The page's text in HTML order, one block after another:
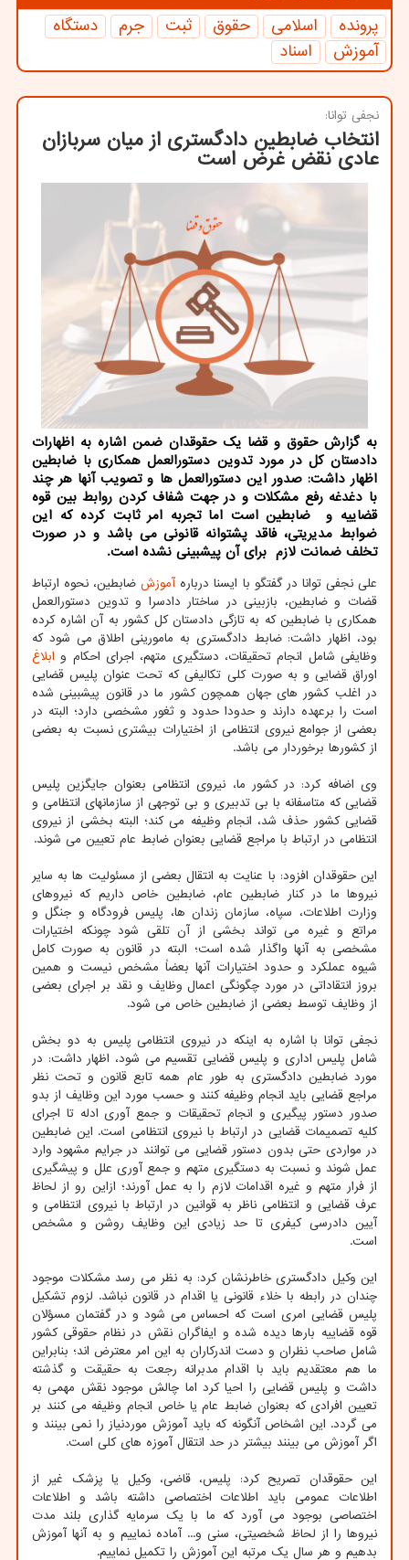
پرونده اسلامی حقوق ثبت جرم
دستگاه
آموزش
اسناد
نجفی توانا:
انتخاب ضابطین دادگستری از میان سربازان
عادی نقض غرض است
به گزارش حقوق و قضا یک حقوقدان ضمن اشاره به اظهارات
دادستان کل در مورد تدوین دستورالعمل همکاری با ضابطین
اظهار داشت: صدور این دستورالعمل ها و تصویب آنها هر چند
با دغدغه رفع مشکلات و در جهت شفاف کردن روابط بین قوه
قضاییه و ضابطین است اما تجربه امر ثابت کرده که این
ضوابط مدیریتی، فاقد پشتوانه قانونی می باشد و در صورت
تخلف ضمانت لازم برای آن پیشبینی نشده است.
علی نجفی توانا در گفتگو با ایسنا دربارهآموزشضابطین، نحوه ارتباط
قضات و ضابطین، بازبینی در ساختار دادسرا و تدوین دستورالعمل
همکاری با ضابطین که به تازگی دادستان کل کشور به آن اشاره کرده
بود، اظهار داشت: ضابط دادگستری به مامورینی اطلاق می شود که
وظایفی شامل انجام تحقیقات، دستگیری متهم، اجرای احکام و ابلاغ
اوراق قضایی و به صورت کلی تکالیفی که تحت عنوان پلیس قضایی
در اغلب کشور های جهان همچون کشور ما در قانون پیشبینی شده
است را برعهده دارند و حدودا حدود و ثغور مشخصی دارد؛ البته در
بعضی از جوامع نیروی انتظامی از اختیارات بیشتری نسبت به بعضی
از کشورها برخوردار می باشد.
وی اضافه کرد: در کشور ما، نیروی انتظامی بعنوان جایگزین پلیس
قضایی که متاسفانه با بی تدبیری و بی توجهی از سازمانهای انتظامی و
قضایی کشور حذف شد، انجام وظیفه می کند؛ البته بخشی از نیروی
انتظامی در ارتباط با مراجع قضایی بعنوان ضابط عام تعیین می شوند.
این حقوقدان افزود: با عنایت به انتقال بعضی از مسئولیت ها به سایر
نیروها ما در کنار ضابطین عام، ضابطین خاص داریم که نیروهای
وزارت اطلاعات، سپاه، سازمان زندان ها، پلیس فرودگاه و جنگل و
مراتع و غیره می تواند بخشی از آن تلقی شود چونکه اختیارات
مشخصی به آنها واگذار شده است؛ البته در قانون به صورت کامل
شیوه عملکرد و حدود اختیارات آنها بعضاً مشخص نیست و همین
بروز انتقاداتی در مورد چگونگی اعمال وظایف و نقد بر اجرای بعضی
از وظایف توسط بعضی از ضابطین خاص می شود.
نجفی توانا با اشاره به اینکه در نیروی انتظامی پلیس به دو بخش
شامل پلیس اداری و پلیس قضایی تقسیم می شود، اظهار داشت: در
مورد ضابطین دادگستری به طور عام همه تابع قانون و تحت نظر
مراجع قضایی باید انجام وظیفه کنند و حسب مورد این وظایف از بدو
صدور دستور پیگیری و انجام تحقیقات و جمع آوری ادله تا اجرای
کلیه تصمیمات قضایی در ارتباط با نیروی انتظامی است. این ضابطین
در مواردی حتی بدون دستور قضایی می توانند در جرایم مشهود وارد
عمل شوند و نسبت به دستگیری متهم و جمع آوری علل و پیشگیری
از فرار متهم و غیره اقدامات لازم را به عمل آورند؛ ازاین رو از لحاظ
عرف قضایی و انتظامی ناظر به قوانین در ارتباط با نیروی انتظامی و
آیین دادرسی کیفری تا حد زیادی این وظایف روشن و مشخص
است.
این وکیل دادگستری خاطرنشان کرد: به نظر می رسد مشکلات موجود
چندان در رابطه با خلاء قانونی یا اقدام در قانون نباشد. لزوم تشکیل
پلیس قضایی امری است که احساس می شود و در گفتمان مسؤلان
قوه قضاییه بارها دیده شده و ایفاگران نقش در نظام حقوقی کشور
شامل صاحب نظران و دست اندرکاران به این امر معترض اند؛ بنابراین
ما هم معتقدیم باید با اقدام مدبرانه رجعت به حقیقت و گذشته
داشت و پلیس قضایی را احیا کرد اما چالش موجود نقش مهمی به
تعیین افرادی که بعنوان ضابط عام یا خاص انجام وظیفه می کنند بر
می گردد. این اشخاص آنگونه که باید آموزش موردنیاز را نمی بینند و
اگر آموزش می بینند بیشتر در حد انتقال آموزه های کلی است.
این حقوقدان تصریح کرد: پلیس، قاضی، وکیل یا پزشک غیر از
اطلاعات عمومی باید اطلاعات اختصاصی داشته باشد و اطلاعات
اختصاصی بوجود می آورد که ما با یک سرمایه گذاری بلند مدت
نیروها را از لحاظ شخصیتی، سنی و... آماده نماییم و به آنها آموزش
بدهیم و هر سال یک مرتبه این آموزش را تکمیل نماییم.